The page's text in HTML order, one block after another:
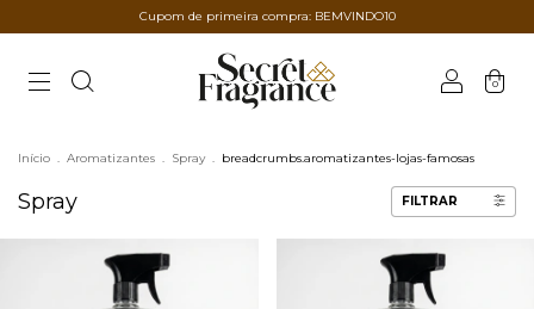
Cupom de primeira compra: BEMVINDO10
0
Início . Aromatizantes . Spray . breadcrumbs.aromatizantes-lojas-famosas
Spray FILTRAR